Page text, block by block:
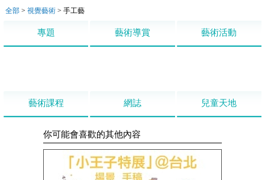
生活
全部 > 視覺藝術 > 手工藝
專題 藝術導賞 藝術活動
藝術課程 網誌 兒童天地
你可能會喜歡的其他內容